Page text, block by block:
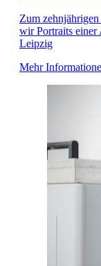
Zum
wir Portraits
Leipzig
Mehr